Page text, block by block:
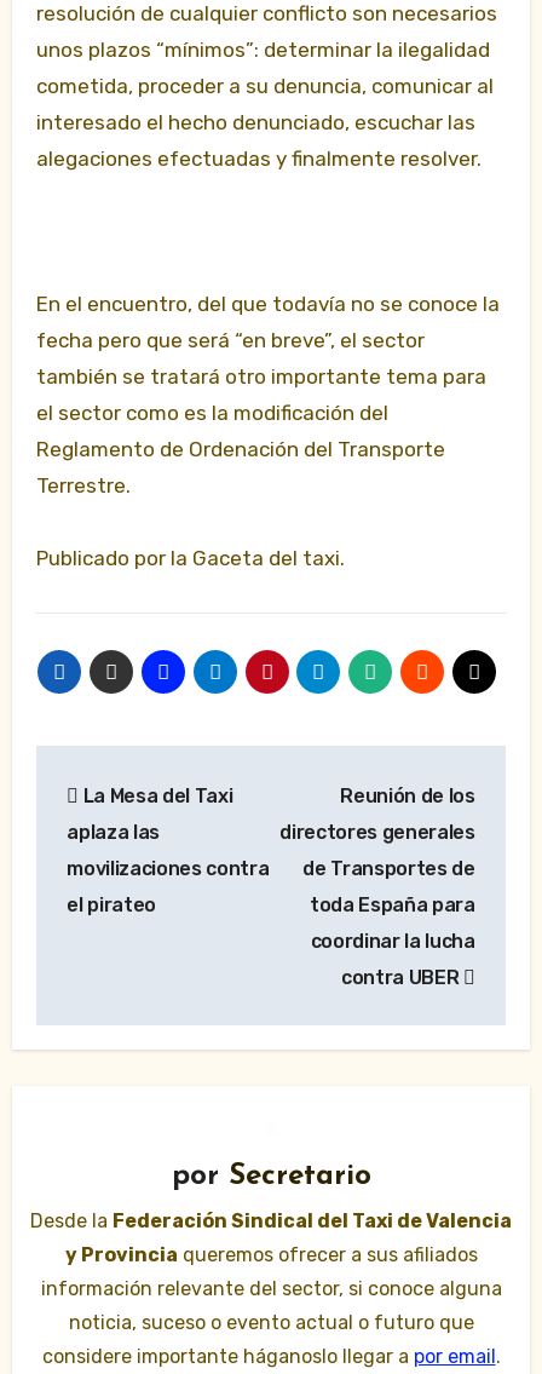
resolución de cualquier conflicto son necesarios
unos plazos “mínimos”: determinar la ilegalidad
cometida, proceder a su denuncia, comunicar al
interesado el hecho denunciado, escuchar las
alegaciones efectuadas y finalmente resolver.
En el encuentro, del que todavía no se conoce la
fecha pero que será “en breve”, el sector
también se tratará otro importante tema para
el sector como es la modificación del
Reglamento de Ordenación del Transporte
Terrestre.
Publicado por la Gaceta del taxi.
de
entradas
La Mesa del Taxi
aplaza las
movilizaciones contra
el pirateo
Reunión de los
directores generales
de Transportes de
toda España para
coordinar la lucha
contra UBER
por Secretario
Desde la Federación Sindical del Taxi de Valencia
y Provincia queremos ofrecer a sus afiliados
información relevante del sector, si conoce alguna
noticia, suceso o evento actual o futuro que
considere importante háganoslo llegar a por email.